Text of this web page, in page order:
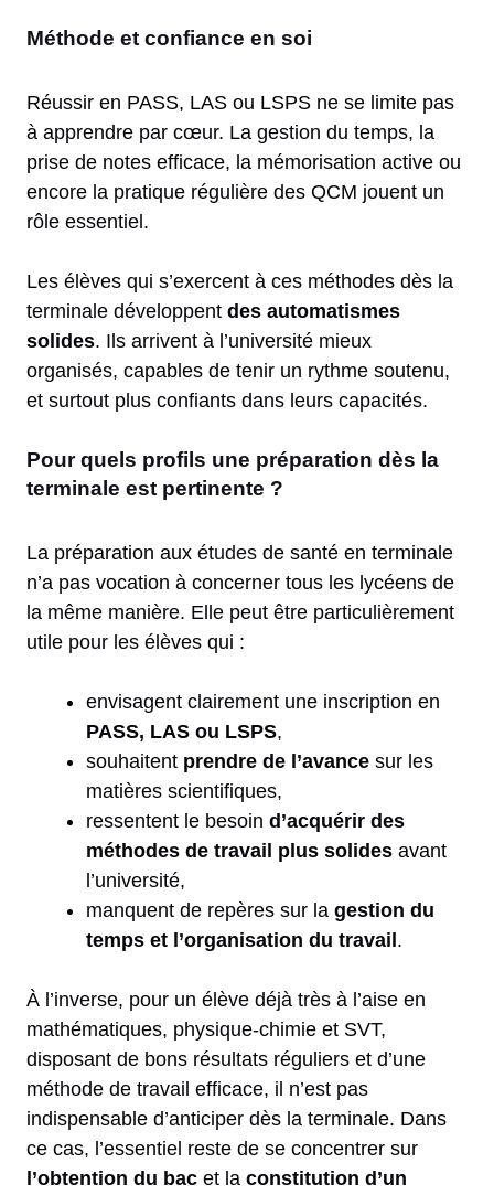
Méthode et confiance en soi
Réussir en PASS, LAS ou LSPS ne se limite pas
à apprendre par cœur. La gestion du temps, la
prise de notes efficace, la mémorisation active ou
encore la pratique régulière des QCM jouent un
rôle essentiel.
Les élèves qui s’exercent à ces méthodes dès la
terminale développent des automatismes
solides. Ils arrivent à l’université mieux
organisés, capables de tenir un rythme soutenu,
et surtout plus confiants dans leurs capacités.
Pour quels profils une préparation dès la
terminale est pertinente ?
La préparation aux études de santé en terminale
n’a pas vocation à concerner tous les lycéens de
la même manière. Elle peut être particulièrement
utile pour les élèves qui :
envisagent clairement une inscription en
PASS, LAS ou LSPS,
souhaitent prendre de l’avance sur les
matières scientifiques,
ressentent le besoin d’acquérir des
méthodes de travail plus solides avant
l’université,
manquent de repères sur la gestion du
temps et l’organisation du travail.
À l’inverse, pour un élève déjà très à l’aise en
mathématiques, physique-chimie et SVT,
disposant de bons résultats réguliers et d’une
méthode de travail efficace, il n’est pas
indispensable d’anticiper dès la terminale. Dans
ce cas, l’essentiel reste de se concentrer sur
l’obtention du bac et la constitution d’un